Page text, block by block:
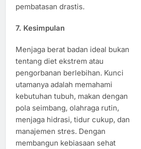
pembatasan drastis.
7. Kesimpulan
Menjaga berat badan ideal bukan
tentang diet ekstrem atau
pengorbanan berlebihan. Kunci
utamanya adalah memahami
kebutuhan tubuh, makan dengan
pola seimbang, olahraga rutin,
menjaga hidrasi, tidur cukup, dan
manajemen stres. Dengan
membangun kebiasaan sehat